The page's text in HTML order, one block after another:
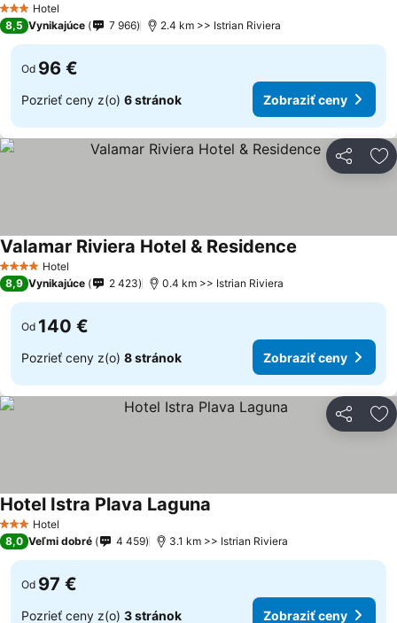
3 Počet hviezdičiek
Hotel
8,5 Vynikajúce 7 966 2.4 km >> Istrian Riviera
Od 96 €
Pozrieť ceny z(o) 6 stránok Zobraziť ceny
Zdieľať
4 Počet hviezdičiek
Hotel
Valamar Riviera Hotel & Residence
8,9 Vynikajúce 2 423 0.4 km >> Istrian Riviera
Od 140 €
Pozrieť ceny z(o) 8 stránok Zobraziť ceny
Zdieľať
3 Počet hviezdičiek
Hotel
Hotel Istra Plava Laguna
8,0 Veľmi dobré 4 459 3.1 km >> Istrian Riviera
Od 97 €
Pozrieť ceny z(o) 3 stránok Zobraziť ceny